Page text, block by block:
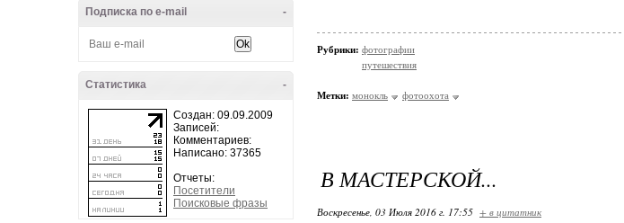
-
Подписка по e-mail
-
Статистика
Создан: 09.09.2009
Записей:
Комментариев:
Написано: 37365
Отчеты:
Посетители
Поисковые фразы
Рубрики: фотографии
путешествия
Метки: монокль фотоохота
В МАСТЕРСКОЙ...
Воскресенье, 03 Июля 2016 г. 17:55 + в цитатник